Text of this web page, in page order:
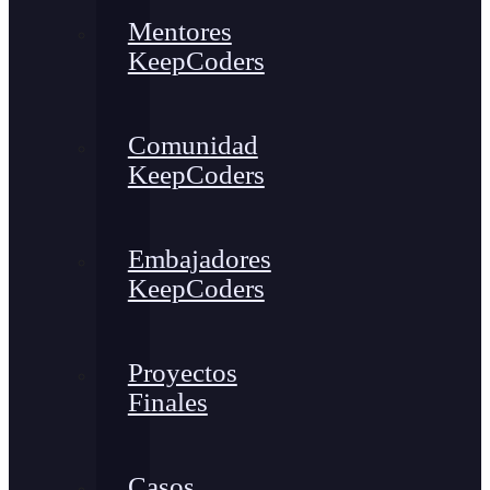
Mentores
KeepCoders
Comunidad
KeepCoders
Embajadores
KeepCoders
Proyectos
Finales